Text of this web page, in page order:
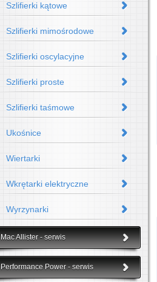
Szlifierki kątowe
Szlifierki mimośrodowe
Szlifierki oscylacyjne
Szlifierki proste
Szlifierki taśmowe
Ukośnice
Wiertarki
Wkrętarki elektryczne
Wyrzynarki
Mac Allister - serwis
Performance Power - serwis